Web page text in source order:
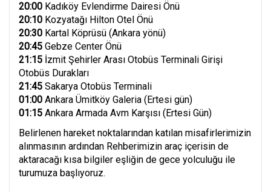
20:00 Kadıköy Evlendirme Dairesi Önü
20:10 Kozyatağı Hilton Otel Önü
20:30 Kartal Köprüsü (Ankara yönü)
20:45 Gebze Center Önü
21:15 İzmit Şehirler Arası Otobüs Terminali Girişi
Otobüs Durakları
21:45 Sakarya Otobüs Terminali
01:00 Ankara Ümitköy Galeria (Ertesi gün)
01:15 Ankara Armada Avm Karşısı (Ertesi Gün)
Belirlenen hareket noktalarından katılan misafirlerimizin
alınmasının ardından Rehberimizin araç içerisin de
aktaracağı kısa bilgiler eşliğin de gece yolculuğu ile
turumuza başlıyoruz.